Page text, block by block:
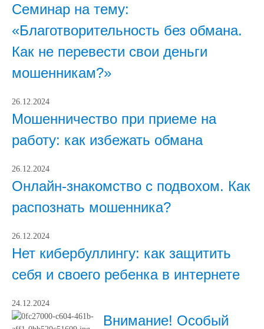
Семинар на тему:
«Благотворительность без обмана.
Как не перевести свои деньги
мошенникам?»
26.12.2024
Мошенничество при приеме на
работу: как избежать обмана
26.12.2024
Онлайн-знакомство с подвохом. Как
распознать мошенника?
26.12.2024
Нет кибербуллингу: как защитить
себя и своего ребенка в интернете
24.12.2024
Внимание! Особый